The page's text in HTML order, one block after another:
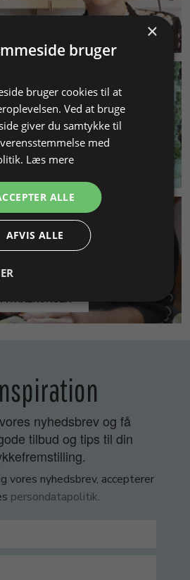
BÆREDYGTIGHED
nyhedsbrev og få
tilbud og tips til din
vores nyhedsbrev, accepterer
persondatapolitik.
×
bruger
bruger cookies til at
Ved at bruge
giver du samtykke til
med
Læs mere
ALLE
AFVIS ALLE